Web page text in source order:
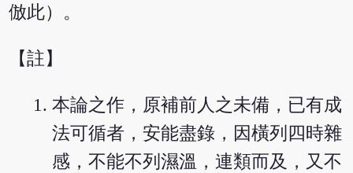
倣此）。
【註】
本論之作，原補前人之未備，已有成
法可循者，安能盡錄，因橫列四時雜
感，不能不列濕溫，連類而及，又不